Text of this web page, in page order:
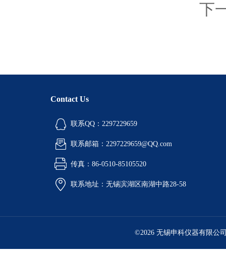
下
Contact Us
联系QQ：2297229659
联系邮箱：2297229659@QQ.com
传真：86-0510-85105520
联系地址：无锡滨湖区南湖中路28-58
©2026 无锡申科仪器有限公